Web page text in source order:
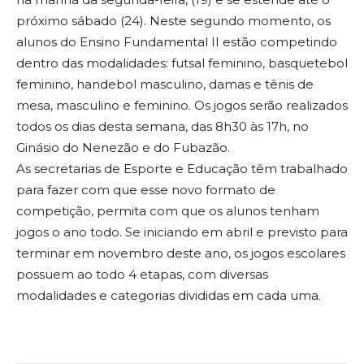
próximo sábado (24). Neste segundo momento, os
alunos do Ensino Fundamental II estão competindo
dentro das modalidades: futsal feminino, basquetebol
feminino, handebol masculino, damas e tênis de
mesa, masculino e feminino. Os jogos serão realizados
todos os dias desta semana, das 8h30 às 17h, no
Ginásio do Nenezão e do Fubazão.
As secretarias de Esporte e Educação têm trabalhado
para fazer com que esse novo formato de
competição, permita com que os alunos tenham
jogos o ano todo. Se iniciando em abril e previsto para
terminar em novembro deste ano, os jogos escolares
possuem ao todo 4 etapas, com diversas
modalidades e categorias divididas em cada uma.